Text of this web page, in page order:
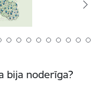
bija noderīga?